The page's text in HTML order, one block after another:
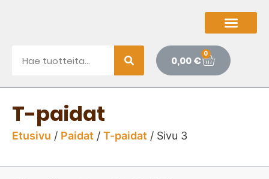
0,00€
0
T-paidat
Etusivu / Paidat / T-paidat / Sivu 3